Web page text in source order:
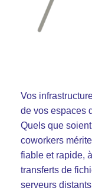
Vos
de vos espaces
Quels que
coworkers
fiable et rapide,
transferts de
serveurs